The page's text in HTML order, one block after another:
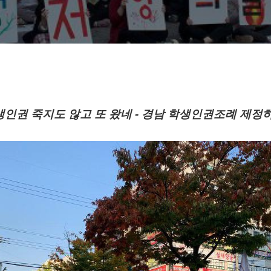
인권 죽지도 않고 또 왔네 - 경남 학생인권조례 제정